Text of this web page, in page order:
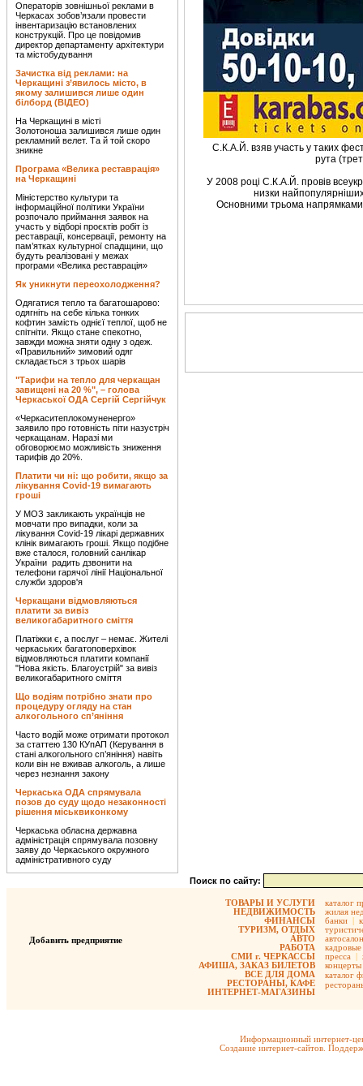
Операторів зовнішньої реклами в
Черкасах зобов’язали провести
інвентаризацію встановлених
конструкцій. Про це повідомив
директор департаменту архітектури
та містобудування
Зачистка від реклами: на
Черкащині з’явилось місто, в
якому залишився лише один
білборд (ВІДЕО)
На Черкащині в місті
Золотоноша залишився лише один
рекламний велет. Та й той скоро
зникне
Програма «Велика реставрація»
на Черкащині
Міністерство культури та
інформаційної політики України
розпочало приймання заявок на
участь у відборі проєктів робіт із
реставрації, консервації, ремонту на
пам’ятках культурної спадщини, що
будуть реалізовані у межах
програми «Велика реставрація»
Як уникнути переохолодження?
Одягатися тепло та багатошарово:
одягніть на себе кілька тонких
кофтин замість однієї теплої, щоб не
спітніти. Якщо стане спекотно,
завжди можна зняти одну з одеж.
«Правильний» зимовий одяг
складається з трьох шарів
"Тарифи на тепло для черкащан
завищені на 20 %", – голова
Черкаської ОДА Сергій Сергійчук
«Черкаситеплокомуненерго»
заявило про готовність піти назустріч
черкащанам. Наразі ми
обговорюємо можливість зниження
тарифів до 20%.
Платити чи ні: що робити, якщо за
лікування Covid-19 вимагають
гроші
У МОЗ закликають українців не
мовчати про випадки, коли за
лікування Covid-19 лікарі державних
клінік вимагають гроші. Якщо подібне
вже сталося, головний санлікар
України радить дзвонити на
телефони гарячої лінії Національної
служби здоров'я
Черкащани відмовляються
платити за вивіз
великогабаритного сміття
Платіжки є, а послуг – немає. Жителі
черкаських багатоповерхівок
відмовляються платити компанії
"Нова якість. Благоустрій" за вивіз
великогабаритного сміття
Що водіям потрібно знати про
процедуру огляду на стан
алкогольного сп’яніння
Часто водій може отримати протокол
за статтею 130 КУпАП (Керування в
стані алкогольного сп’яніння) навіть
коли він не вживав алкоголь, а лише
через незнання закону
Черкаська ОДА спрямувала
позов до суду щодо незаконності
рішення міськвиконкому
Черкаська обласна державна
адміністрація спрямувала позовну
заяву до Черкаського окружного
адміністративного суду
С.К.А.Й. взяв участь у таких
рута
У 2008 році С.К.А.Й. провів
низки найпопулярніших
Основними трьома напрямками
Поиск по сайту:
Добавить предприятие
ТОВАРЫ И УСЛУГИ
НЕДВИЖИМОСТЬ
ФИНАНСЫ
ТУРИЗМ, ОТДЫХ
АВТО
РАБОТА
СМИ г. ЧЕРКАССЫ
АФИША, ЗАКАЗ БИЛЕТОВ
ВСЕ ДЛЯ ДОМА
РЕСТОРАНЫ, КАФЕ
ИНТЕРНЕТ-МАГАЗИНЫ
каталог
жилая
банки |
кадровые
пресса |
концерты
каталог
Информационный интернет-
Создание интернет-сайтов.